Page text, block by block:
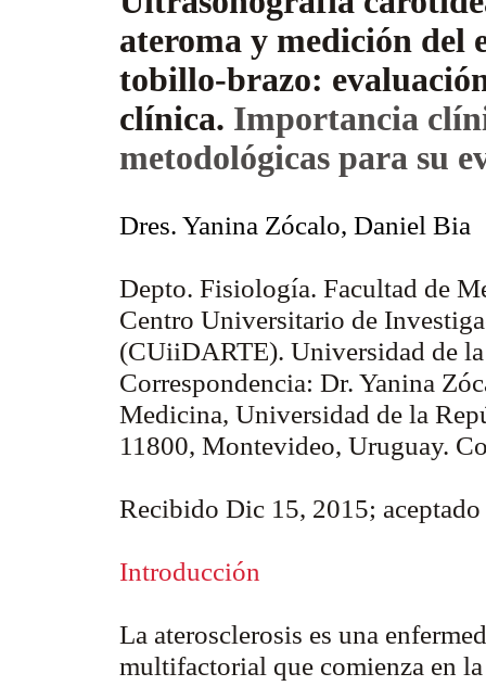
ateroma y medición del
tobillo-brazo:
clínica. Importancia
metodológicas para su
Dres. Yanina Zócalo, Daniel Bia
Depto. Fisiología. Facultad de
Centro Universitario de
(CUiiDARTE). Universidad de
Correspondencia: Dr. Yanina
Medicina, Universidad de la
11800, Montevideo, Uruguay.
Recibido Dic 15, 2015;
Introducción
La aterosclerosis es una
multifactorial que comienza en